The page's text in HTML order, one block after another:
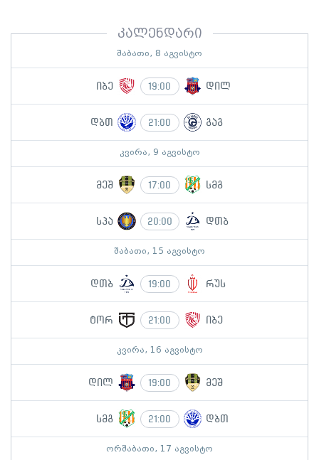
კალენდარი
შაბათი, 8 აგვისტო
იბე 19:00 დილ
დბთ 21:00 გაგ
კვირა, 9 აგვისტო
მეშ 17:00 სმგ
სპა 20:00 დთბ
შაბათი, 15 აგვისტო
დთბ 19:00 რუს
ტორ 21:00 იბე
კვირა, 16 აგვისტო
დილ 19:00 მეშ
სმგ 21:00 დბთ
ორშაბათი, 17 აგვისტო